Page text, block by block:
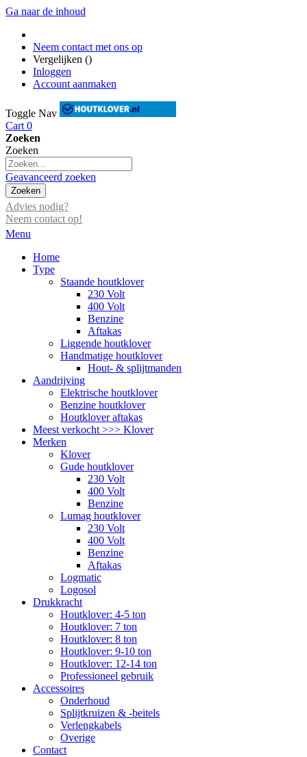
Ga naar de inhoud
Neem contact met ons op
Vergelijken ()
Inloggen
Account aanmaken
Toggle Nav
Cart 0
Zoeken
Zoeken
Geavanceerd zoeken
Zoeken
Advies nodig?
Neem contact op!
Menu
Home
Type
Staande houtklover
230 Volt
400 Volt
Benzine
Aftakas
Liggende houtklover
Handmatige houtklover
Hout- & splijtmanden
Aandrijving
Elektrische houtklover
Benzine houtklover
Houtklover aftakas
Meest verkocht >>> Klover
Merken
Klover
Gude houtklover
230 Volt
400 Volt
Benzine
Lumag houtklover
230 Volt
400 Volt
Benzine
Aftakas
Logmatic
Logosol
Drukkracht
Houtklover: 4-5 ton
Houtklover: 7 ton
Houtklover: 8 ton
Houtklover: 9-10 ton
Houtklover: 12-14 ton
Professioneel gebruik
Accessoires
Onderhoud
Splijtkruizen & -beitels
Verlengkabels
Overige
Contact